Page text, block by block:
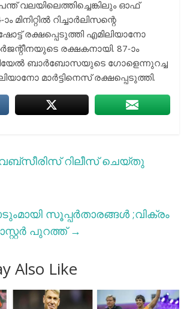
വലയിലെത്തിച്ചെങ്കിലും ഓഫ്
റിച്ചാർലിസന്റെ
രക്ഷപ്പെടുത്തി എമിലിയാനോ
രക്ഷകനായി. 87-ാം
ബാർബോസയുടെ ഗോളെന്നുറച്ച
മാർട്ടിനെസ് രക്ഷപ്പെടുത്തി.
റിലീസ് ചെയ്തു
സൂപ്പര്‍താരങ്ങള്‍ ;വിക്രം
പുറത്ത്→
Also Like